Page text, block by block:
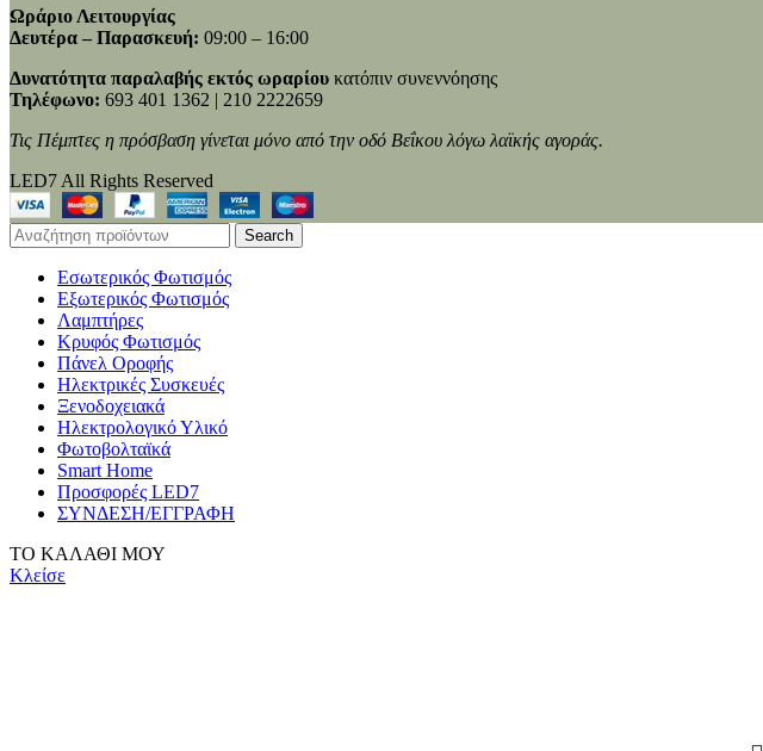
Ωράριο Λειτουργίας
Δευτέρα – Παρασκευή: 09:00 – 16:00
Δυνατότητα παραλαβής εκτός ωραρίου κατόπιν συνεννόησης
Τηλέφωνο: 693 401 1362 | 210 2222659
Τις Πέμπτες η πρόσβαση γίνεται μόνο από την οδό Βεΐκου λόγω λαϊκής αγοράς.
LED7 All Rights Reserved
Search
Εσωτερικός Φωτισμός
Εξωτερικός Φωτισμός
Λαμπτήρες
Κρυφός Φωτισμός
Πάνελ Οροφής
Ηλεκτρικές Συσκευές
Ξενοδοχειακά
Ηλεκτρολογικό Υλικό
Φωτοβολταϊκά
Smart Home
Προσφορές LED7
ΣΥΝΔΕΣΗ/ΕΓΓΡΑΦΗ
ΤΟ ΚΑΛΑΘΙ ΜΟΥ
Κλείσε